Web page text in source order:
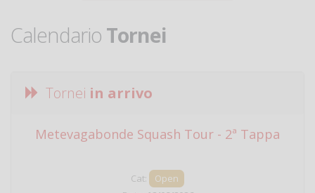
Calendario Tornei
Tornei in arrivo
Metevagabonde Squash Tour - 2ª Tappa
Cat:
Open